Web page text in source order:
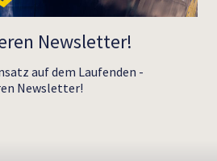
Newsletter!
auf dem Laufenden -
Newsletter!